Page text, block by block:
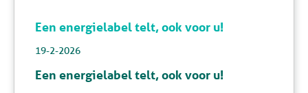
Een energielabel telt, ook voor u!
19-2-2026
Een energielabel telt, ook voor u!